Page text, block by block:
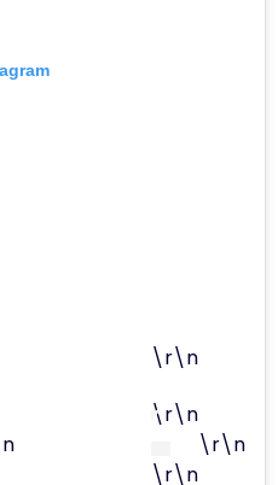
\r\n
\r\n
\r\n
\r\n